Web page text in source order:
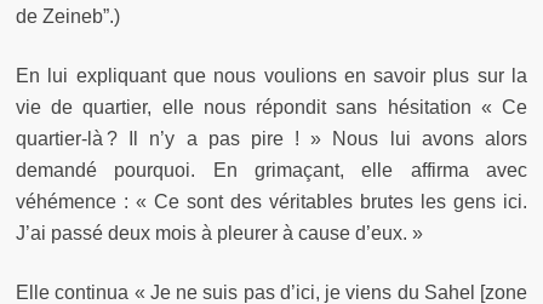
de Zeineb”.)
En lui expliquant que nous voulions en savoir plus sur la
vie de quartier, elle nous répondit sans hésitation « Ce
quartier-là ? Il n’y a pas pire ! » Nous lui avons alors
demandé pourquoi. En grimaçant, elle affirma avec
véhémence : « Ce sont des véritables brutes les gens ici.
J’ai passé deux mois à pleurer à cause d’eux. »
Elle continua « Je ne suis pas d’ici, je viens du Sahel [zone